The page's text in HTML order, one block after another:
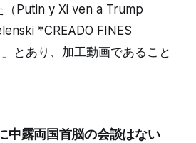
（Putin y Xi ven a Trump
*CREADO FINES
とあり、加工動画であること
中露両国首脳の会談はない